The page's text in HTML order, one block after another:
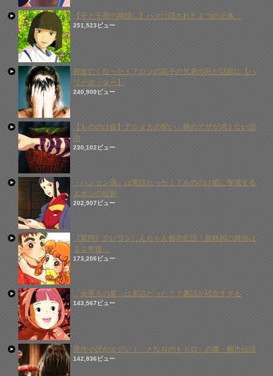
【千と千尋の神隠し】ハクに隠された２つの正体…
251,523ビュー
何故亡くなった！？ロンの双子の兄弟の死が話題に【ハ
リーポッター】
240,900ビュー
【もののけ姫】アシタカの呪い、腕のアザが消えない理
由
230,102ビュー
「ハンセン病」は実話だった！？もののけ姫に登場する
エボシの役割
202,907ビュー
《驚愕》クレヨンしんちゃん都市伝説！最終回の舞台は
２２年後…
173,206ビュー
「火垂るの墓」は実話だった！？裏話が残念すぎる
143,567ビュー
原作小説がエグい！「となりのトトロ」の裏・都市伝説
142,836ビュー